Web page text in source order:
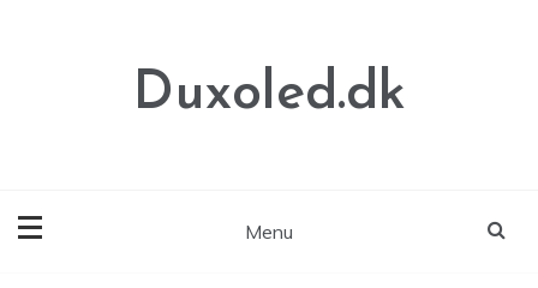
Duxoled.dk
Menu